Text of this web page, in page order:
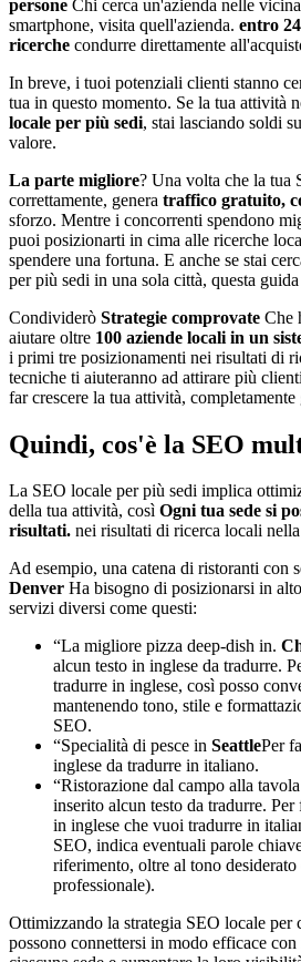
persone Chi cerca un'azienda nelle
smartphone, visita quell'azienda. entro
ricerche condurre direttamente
In breve, i tuoi potenziali clienti stanno
tua in questo momento. Se la tua attività
locale per più sedi, stai lasciando soldi
valore.
La parte migliore? Una volta che la tua
correttamente, genera traffico gratuito,
sforzo. Mentre i concorrenti spendono
puoi posizionarti in cima alle ricerche
spendere una fortuna. E anche se stai
per più sedi in una sola città, questa
Condividerò Strategie comprovate Che
aiutare oltre 100 aziende locali in un
i primi tre posizionamenti nei risultati di
tecniche ti aiuteranno ad attirare più
far crescere la tua attività, completamente
Quindi, cos'è la SEO
La SEO locale per più sedi implica
della tua attività, così Ogni tua sede si
risultati. nei risultati di ricerca locali
Ad esempio, una catena di ristoranti con
Denver Ha bisogno di posizionarsi in
servizi diversi come questi:
“La migliore pizza deep-dish in.
alcun testo in inglese da tradurre.
tradurre in inglese, così posso
mantenendo tono, stile e
SEO.
“Specialità di pesce in SeattlePer
inglese da tradurre in italiano.
“Ristorazione dal campo alla
inserito alcun testo da tradurre.
in inglese che vuoi tradurre in
SEO, indica eventuali parole
riferimento, oltre al tono
professionale).
Ottimizzando la strategia SEO locale per
possono connettersi in modo efficace